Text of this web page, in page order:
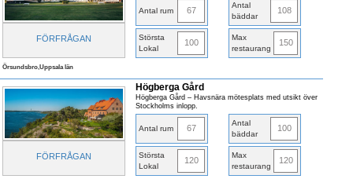
FÖRFRÅGAN
Antal rum 67
Antal
bäddar
108
Största
Lokal
100
Max
restaurang
150
Örsundsbro,Uppsala län
FÖRFRÅGAN
Högberga Gård
Högberga Gård – Havsnära mötesplats med utsikt över
Stockholms inlopp.
Antal rum 67
Antal
bäddar
100
Största
Lokal
120
Max
restaurang
120